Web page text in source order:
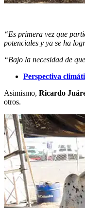
“Es primera vez que
potenciales y ya se ha
“Bajo la necesidad de
Perspectiva
Asimismo, Ricardo
otros.